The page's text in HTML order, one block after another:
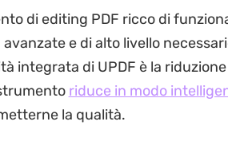
di editing PDF ricco di
e di alto livello
integrata di UPDF è la
riduce in modo
la qualità.